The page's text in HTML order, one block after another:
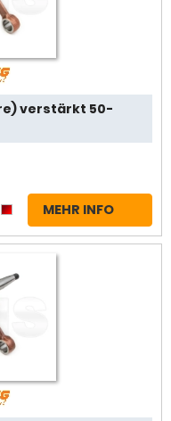
verstärkt 50-
MEHR INFO